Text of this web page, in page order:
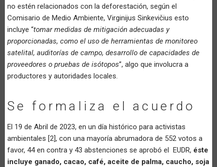
no estén relacionados con la deforestación, según el
Comisario de Medio Ambiente, Virginijus Sinkevičius esto
incluye “tomar medidas de mitigación adecuadas y
proporcionadas, como el uso de herramientas de monitoreo
satelital, auditorías de campo, desarrollo de capacidades de
proveedores o pruebas de isótopos”, algo que involucra a
productores y autoridades locales.
Se formaliza el acuerdo
El 19 de Abril de 2023, en un día histórico para activistas
ambientales [2], con una mayoría abrumadora de 552 votos a
favor, 44 en contra y 43 abstenciones se aprobó el EUDR, éste
incluye ganado, cacao, café, aceite de palma, caucho, soja